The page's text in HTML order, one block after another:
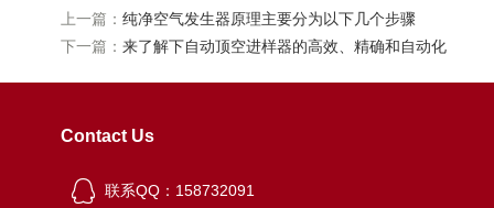
上一篇： 纯净空气发生器原理主要分为以下几个步骤
下一篇： 来了解下自动顶空进样器的高效、精确和自动化
Contact Us
联系QQ：158732091